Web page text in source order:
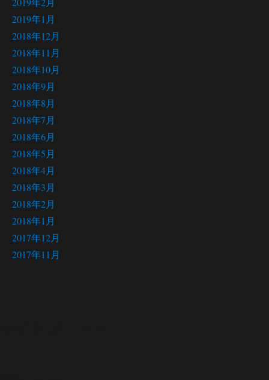
2019年1月
2018年12月
2018年11月
2018年10月
2018年9月
2018年8月
2018年7月
2018年6月
2018年5月
2018年4月
2018年3月
2018年2月
2018年1月
2017年12月
2017年11月